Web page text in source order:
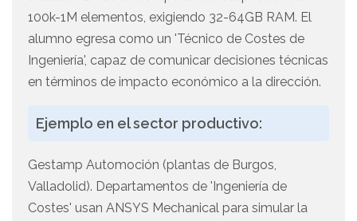
100k-1M elementos, exigiendo 32-64GB RAM. El
alumno egresa como un 'Técnico de Costes de
Ingeniería', capaz de comunicar decisiones técnicas
en términos de impacto económico a la dirección.
Ejemplo en el sector productivo:
Gestamp Automoción (plantas de Burgos,
Valladolid). Departamentos de 'Ingeniería de
Costes' usan ANSYS Mechanical para simular la